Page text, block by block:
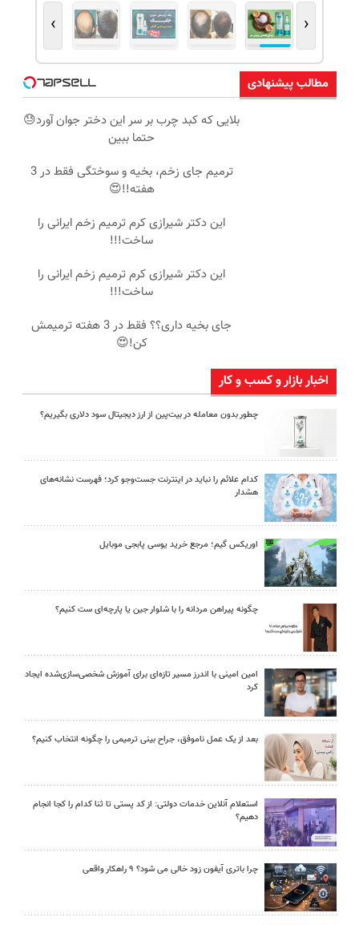
‹
›
مطالب پیشنهادی
بلایی که کبد چرب بر سر این دختر جوان آورد😓
حتما ببین
ترمیم جای زخم، بخیه و سوختگی فقط در 3
هفته!!😍
این دکتر شیرازی کرم ترمیم زخم ایرانی را
ساخت!!!
این دکتر شیرازی کرم ترمیم زخم ایرانی را
ساخت!!!
جای بخیه داری؟؟ فقط در 3 هفته ترمیمش
کن!😍
اخبار بازار و کسب و کار
چطور بدون معامله در بیت‌پین از ارز دیجیتال سود دلاری بگیریم؟
کدام علائم را نباید در اینترنت جست‌وجو کرد؛ فهرست نشانه‌های
هشدار
اوریکس گیم؛ مرجع خرید یوسی پابجی موبایل
چگونه پیراهن مردانه را با شلوار جین یا پارچه‌ای ست کنیم؟
امین امینی با اندرز مسیر تازه‌ای برای آموزش شخصی‌سازی‌شده ایجاد
کرد
بعد از یک عمل ناموفق، جراح بینی ترمیمی را چگونه انتخاب کنیم؟
استعلام آنلاین خدمات دولتی: از کد پستی تا ثنا کدام را کجا انجام
دهیم؟
چرا باتری آیفون زود خالی می شود؟ ۹ راهکار واقعی